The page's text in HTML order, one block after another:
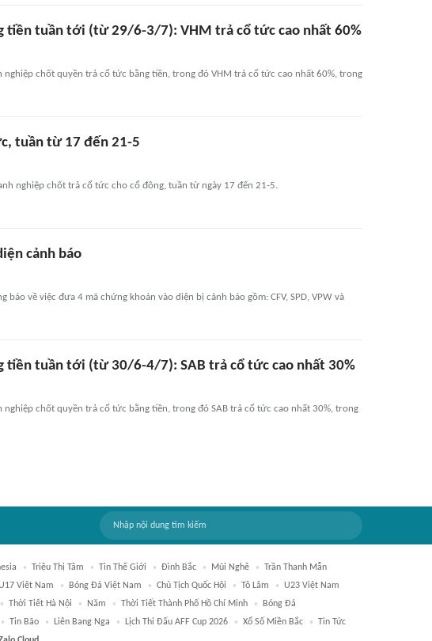
tiền tuần tới (từ 29/6-3/7): VHM trả cổ tức cao nhất 60%
chốt quyền trả cổ tức bằng tiền, trong đó VHM trả cổ tức cao nhất 60%, trong
tuần từ 17 đến 21-5
nghiệp chốt trả cổ tức cho cổ đông, tuần từ ngày 17 đến 21-5.
cảnh báo
về việc đưa 4 mã chứng khoán vào diện bị cảnh báo gồm: CFV, SPD, VPW và
tiền tuần tới (từ 30/6-4/7): SAB trả cổ tức cao nhất 30%
chốt quyền trả cổ tức bằng tiền, trong đó SAB trả cổ tức cao nhất 30%, trong
Triệu Thị Tâm Tin Thế Giới Đình Bắc Mũi Nghê
Trần Thanh Mẫn
Việt Nam Bóng Đá Việt Nam Chủ Tịch Quốc Hội Tô Lâm
U23 Việt Nam
Thời Tiết Hà Nội Năm Thời Tiết Thành Phố Hồ Chí Minh
Bóng Đá
Tin Bão Liên Bang Nga Lịch Thi Đấu AFF Cup 2026 Xổ Số Miền Bắc
Tin Tức